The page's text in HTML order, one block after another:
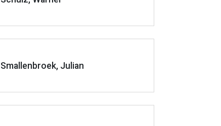
Smallenbroek, Julian